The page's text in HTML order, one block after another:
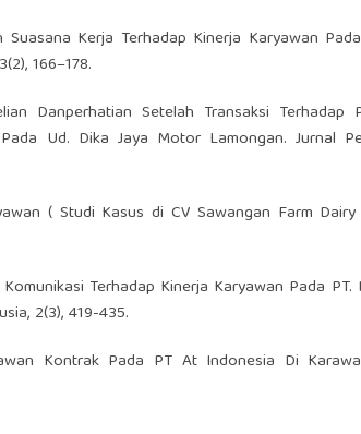
Kerja Terhadap Kinerja Karyawan
166–178.
Danperhatian Setelah Transaksi Terhadap
Ud. Dika Jaya Motor Lamongan. Jurnal
( Studi Kasus di CV Sawangan Farm
Terhadap Kinerja Karyawan Pada
2(3), 419-435.
Kontrak Pada PT At Indonesia Di